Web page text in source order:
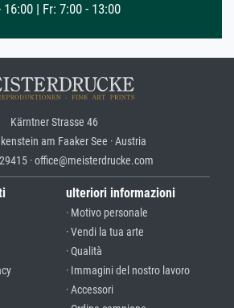
| Fr: 7:00 - 13:00
Kärntner Strasse 46
am Faaker See · Austria
· office@meisterdrucke.com
ulteriori informazioni
· Motivo personale
· Vendi la tua arte
· Qualità
· Immagini del nostro lavoro
· Accessori